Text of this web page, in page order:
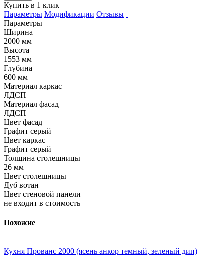
Купить в 1 клик
Параметры Модификации Отзывы
Параметры
Ширина
2000 мм
Высота
1553 мм
Глубина
600 мм
Материал каркас
ЛДСП
Материал фасад
ЛДСП
Цвет фасад
Графит серый
Цвет каркас
Графит серый
Толщина столешницы
26 мм
Цвет столешницы
Дуб вотан
Цвет стеновой панели
не входит в стоимость
Похожие
Кухня Прованс 2000 (ясень анкор темный, зеленый дип)